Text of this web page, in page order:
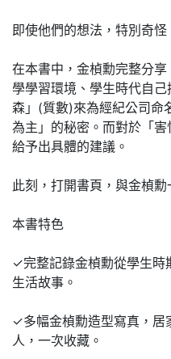
即使他們的想法，特別奇怪
在本書中，金楨勳完整分
學學習環境、學生時代自
森」(質數)來為經紀公司命
為主」的秘密。而對於「
給予出具體的建議。
此刻，打開書頁，與金楨勳
本書特色
✓完整記錄金楨勳從學生時
生活故事。
✓多幅金楨勳造型寫真，居
人，一次收藏。